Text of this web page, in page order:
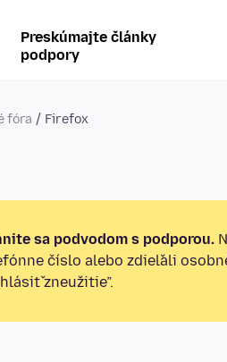
Preskúmajte články
podpory
fóra Firefox
sa podvodom s podporou.
číslo alebo zdieľali
zneužitie”.